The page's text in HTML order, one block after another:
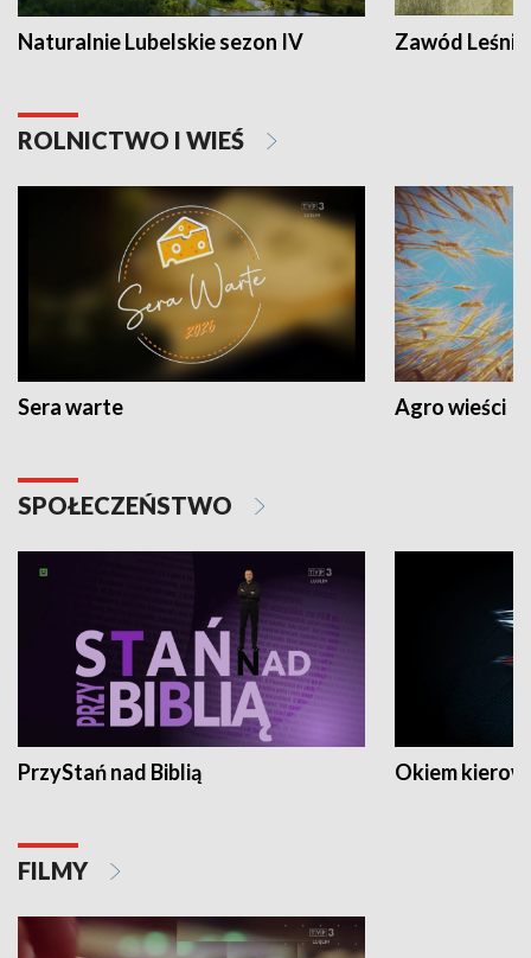
Naturalnie Lubelskie sezon IV Zawód Leśnik
ROLNICTWO I WIEŚ
Sera warte Agro wieści
SPOŁECZEŃSTWO
PrzyStań nad Biblią Okiem
FILMY